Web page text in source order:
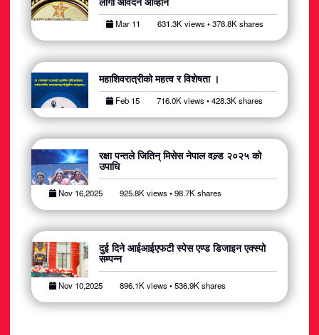
विचार / विमर्श
अटोमोबाइल
आर्थिक
खेलकुद
राजनीति
स्वास्थ्य
मनोरञ्जन
Mar 11 631.3K views • 378.8K shares
महाशिवरात्रीको महत्व र विशेषता ।
Feb 15 716.0K views • 428.3K shares
रक्षा पन्तले जितिन् मिसेस नेपाल वल्र्ड २०२५ को
उपाधि
Nov 16,2025 925.8K views • 98.7K shares
दुई दिने आईआईएफटी स्पेस एण्ड डिजाइन एक्स्पो
सम्पन्न
Nov 10,2025 896.1K views • 536.9K shares